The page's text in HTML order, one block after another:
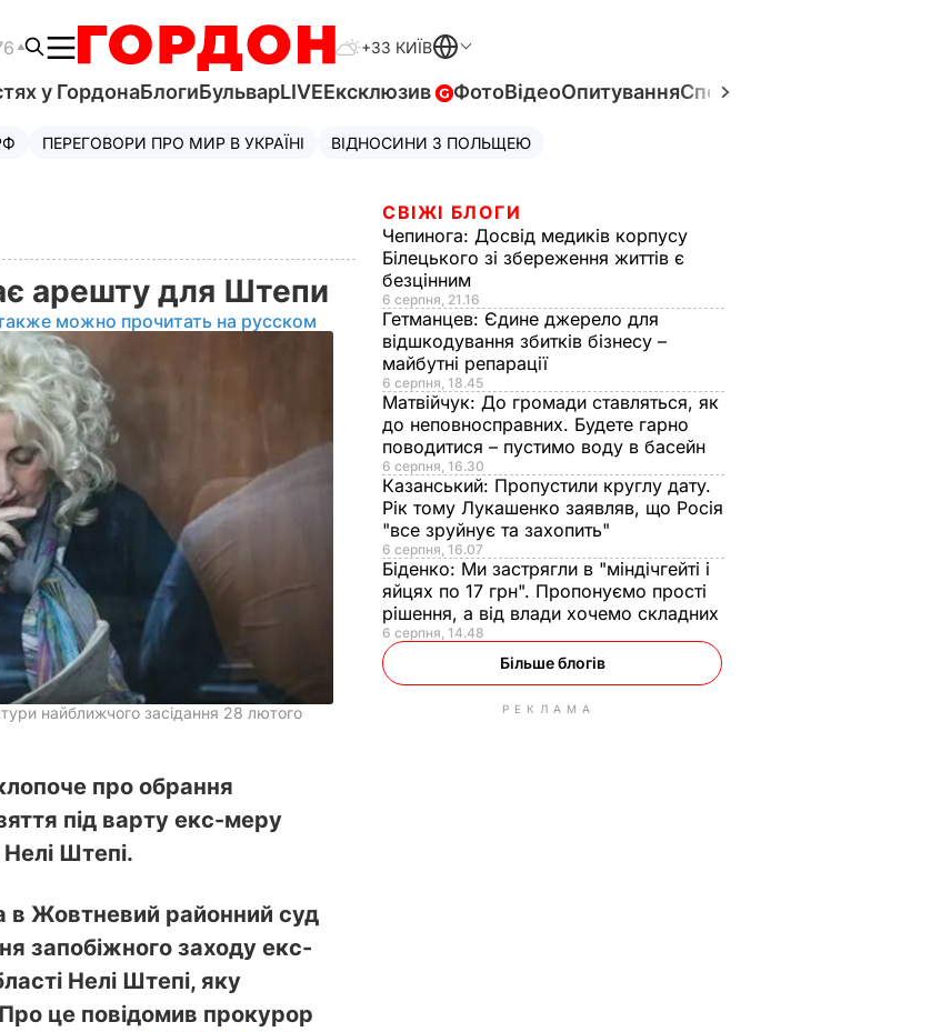
+33 КИЇВ
у ГордонаБлогиБульварLIVEЕксклюзив ФотоВідеоОпитуванняСпецпроєкти
ПЕРЕГОВОРИ ПРО МИР В УКРАЇНІ ВІДНОСИНИ З ПОЛЬЩЕЮ
арешту для Штепи
можно прочитать на русском
найближчого засідання 28 лютого
про обрання
під варту екс-меру
Штепі.
в Жовтневий районний суд
запобіжного заходу екс-
Нелі Штепі, яку
це повідомив прокурор
СВІЖІ БЛОГИ
Чепинога: Досвід медиків корпусу
Білецького зі збереження життів є
безцінним
6 серпня, 21.16
Гетманцев: Єдине джерело для
відшкодування збитків бізнесу –
майбутні репарації
6 серпня, 18.45
Матвійчук: До громади ставляться, як
до неповносправних. Будете гарно
поводитися – пустимо воду в басейн
6 серпня, 16.30
Казанський: Пропустили круглу дату.
Рік тому Лукашенко заявляв, що Росія
"все зруйнує та захопить"
6 серпня, 16.07
Біденко: Ми застрягли в "міндічгейті і
яйцях по 17 грн". Пропонуємо прості
рішення, а від влади хочемо складних
6 серпня, 14.48
Більше блогів
РЕКЛАМА